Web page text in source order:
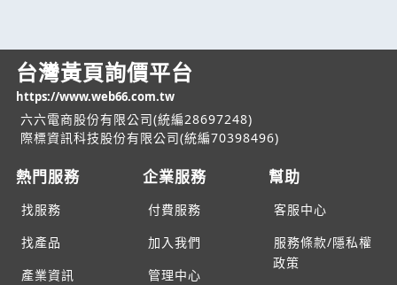
台灣黃頁詢價平台
https://www.web66.com.tw
六六電商股份有限公司(統編28697248)
際標資訊科技股份有限公司(統編70398496)
熱門服務
找服務
找產品
產業資訊
企業服務
付費服務
加入我們
管理中心
幫助
客服中心
服務條款/隱私權
政策